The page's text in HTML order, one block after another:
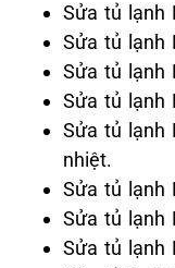
Sửa tủ lạnh
Sửa tủ lạnh
Sửa tủ lạnh
Sửa tủ lạnh
Sửa tủ lạnh
nhiệt.
Sửa tủ lạnh
Sửa tủ lạnh
Sửa tủ lạnh